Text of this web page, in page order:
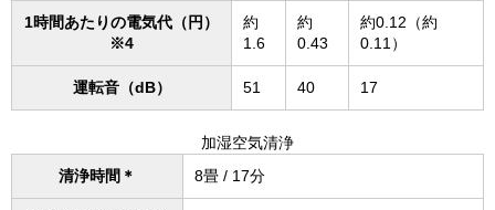
1時間あたりの電気代（円）
※4
約
1.6
約
0.43
約0.12（約
0.11）
運転音（dB） 51 40 17
加湿空気清浄
清浄時間＊
8畳 / 17分